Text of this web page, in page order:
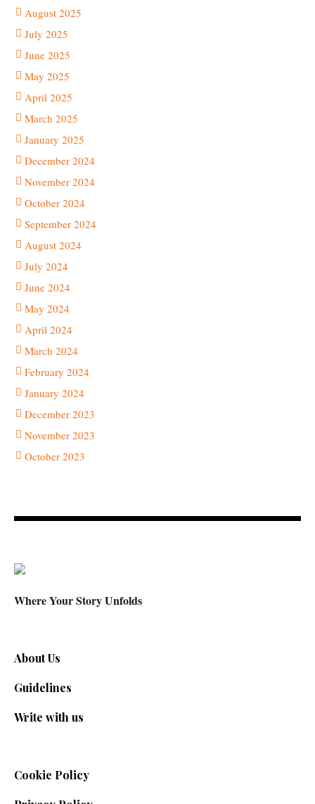
August 2025
July 2025
June 2025
May 2025
April 2025
March 2025
January 2025
December 2024
November 2024
October 2024
September 2024
August 2024
July 2024
June 2024
May 2024
April 2024
March 2024
February 2024
January 2024
December 2023
November 2023
October 2023
Where Your Story Unfolds
About Us
Guidelines
Write with us
Cookie Policy